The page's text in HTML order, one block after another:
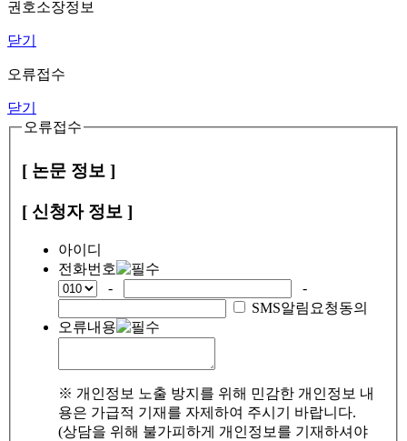
권호소장정보
닫기
오류접수
닫기
오류접수
[ 논문 정보 ]
[ 신청자 정보 ]
아이디
전화번호
-
-
SMS알림요청동의
오류내용
※ 개인정보 노출 방지를 위해 민감한 개인정보 내
용은 가급적 기재를 자제하여 주시기 바랍니다.
(상담을 위해 불가피하게 개인정보를 기재하셔야